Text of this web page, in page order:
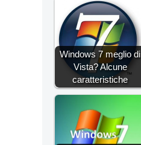
Windows 7 meglio di
Vista? Alcune
caratteristiche